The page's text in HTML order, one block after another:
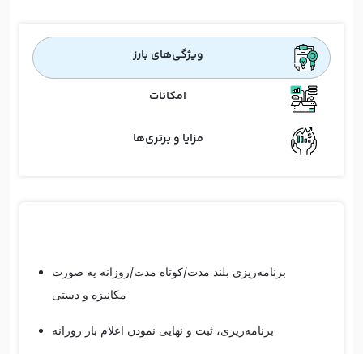
ویژگی‌های بارز
امکانات
مزایا و برتری‌ها
برنامه‌ریزی بلند مدت/کوتاه مدت/روزانه یه صورت
مکانیزه و دستی
برنامه‌ریزی، ثبت و نهایی نمودن اعلام بار روزانه